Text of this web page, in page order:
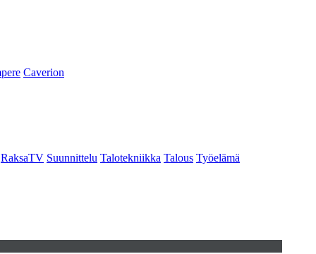
Caverion
RaksaTV Suunnittelu Talotekniikka Talous Työelämä